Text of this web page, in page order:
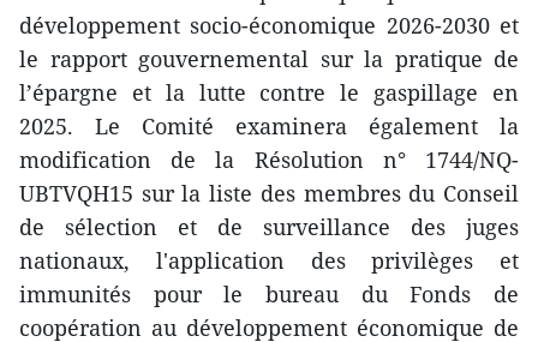
développement socio-économique 2026-2030 et
le rapport gouvernemental sur la pratique de
l’épargne et la lutte contre le gaspillage en
2025. Le Comité examinera également la
modification de la Résolution n° 1744/NQ-
UBTVQH15 sur la liste des membres du Conseil
de sélection et de surveillance des juges
nationaux, l'application des privilèges et
immunités pour le bureau du Fonds de
coopération au développement économique de